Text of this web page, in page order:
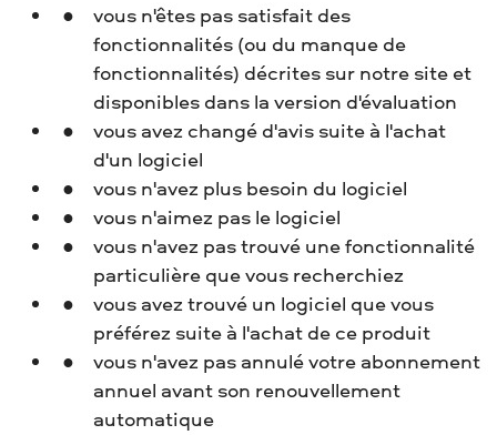
vous n'êtes pas satisfait des
fonctionnalités (ou du manque de
fonctionnalités) décrites sur notre site et
disponibles dans la version d'évaluation
vous avez changé d'avis suite à l'achat
d'un logiciel
vous n'avez plus besoin du logiciel
vous n'aimez pas le logiciel
vous n'avez pas trouvé une fonctionnalité
particulière que vous recherchiez
vous avez trouvé un logiciel que vous
préférez suite à l'achat de ce produit
vous n'avez pas annulé votre abonnement
annuel avant son renouvellement
automatique